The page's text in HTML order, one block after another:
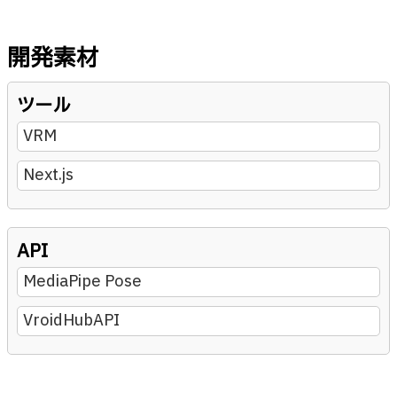
開発素材
ツール
VRM
Next.js
API
MediaPipe Pose
VroidHubAPI